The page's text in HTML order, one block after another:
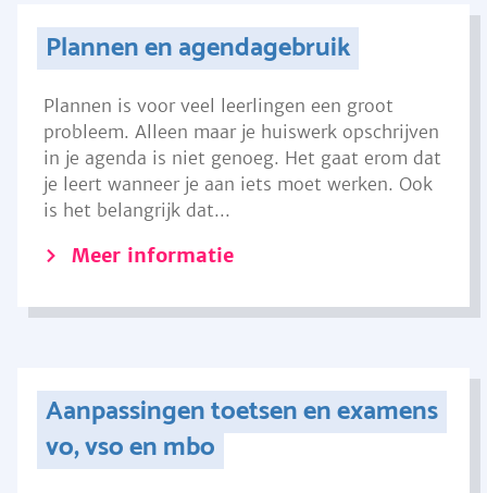
Plannen en agendagebruik
Plannen is voor veel leerlingen een groot
probleem. Alleen maar je huiswerk opschrijven
in je agenda is niet genoeg. Het gaat erom dat
je leert wanneer je aan iets moet werken. Ook
is het belangrijk dat...
Meer informatie
Aanpassingen toetsen en examens
vo, vso en mbo